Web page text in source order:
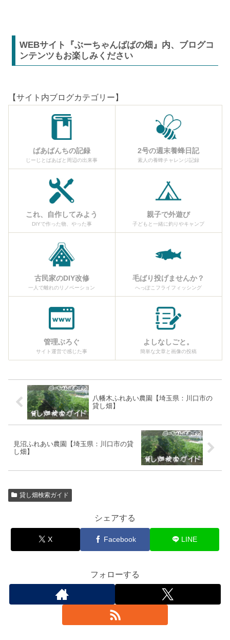
WEBサイト『ぶーちゃんばばの畑』内、ブログコ
ンテンツもお楽しみください
【サイト内ブログカテゴリー】
ばあばんちの記録
じーじとばあばと周辺の出来事
2号の週末養蜂日記
素人の養蜂チャレンジ記録
これ、自作してみよう
DIYで作った物、やった事
親子で外遊び
子どもと一緒に釣りやキャンプ
古民家のDIY改修
一人で離れのリノベーション
毛ばり投げませんか？
へっぽこフライフィッシング
管理ぶろぐ
サイト運営で感じた事
よしなしごと。
簡単な文章と画像の投稿
八幡木ふれあい農園【埼玉県：川口市の
貸し畑】
見沼ふれあい農園【埼玉県：川口市の貸
し畑】
貸し畑検索ガイド
シェアする
X Facebook LINE
フォローする